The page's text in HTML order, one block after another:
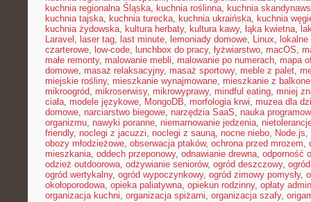
kuchnia regionalna Śląska, kuchnia roślinna, kuchnia
kuchnia tajska, kuchnia turecka, kuchnia ukraińska, kuchnia
kuchnia żydowska, kultura herbaty, kultura kawy, łąka kwietna,
Laravel , laser tag, last minute, lemoniady domowe, Linux,
czarterowe, low-code, lunchbox do pracy, łyżwiarstwo, macOS,
małe remonty, malowanie mebli, malowanie po numerach, mapa
domowe, masaż relaksacyjny, masaż sportowy, meble z palet,
miejskie rośliny, mieszkanie wynajmowane, mieszkanie z
mikroogród, mikroserwisy, mikrowyprawy, mindful eating, mniej
ciała, modele językowe, MongoDB, morfologia krwi, muzea dla
domowe, narciarstwo biegowe, narzędzia SaaS, nauka
organizmu, nawyki poranne, niemarnowanie jedzenia,
friendly, noclegi z jacuzzi, noclegi z sauną, nocne niebo, Node.js,
obozy młodzieżowe, obserwacja ptaków, ochrona przed mrozem,
mieszkania, oddech przeponowy, odnawianie drewna, odporność
odzież outdoorowa, odżywianie seniorów, ogród deszczowy,
ogród wertykalny, ogród wypoczynkowy, ogród zimowy pomysły,
okołoporodowa, opieka paliatywna, opiekun rodzinny, opłaty
organizacja kuchni, organizacja spiżarni, organizacja szafy,